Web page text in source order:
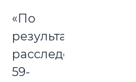
«По
результатам
расследования
59-